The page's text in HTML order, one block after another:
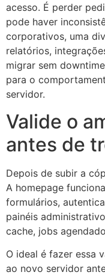
acesso. É perder
pode haver
corporativos, uma
relatórios,
migrar sem
para o
servidor.
Valide o
antes de
Depois de subir a
A homepage
formulários,
painéis
cache, jobs
O ideal é fazer essa
ao novo servidor